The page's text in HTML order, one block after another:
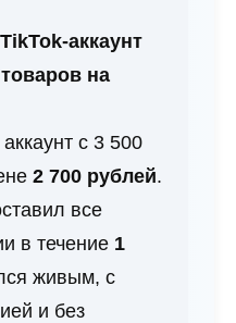
аккаунт
на
аккаунт с 3 500
2 700 рублей.
все
в течение 1
живым, с
и без